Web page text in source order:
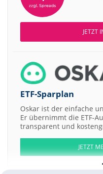
JETZT
ETF-Sparplan
Oskar ist der einfache
Er übernimmt die ETF-
transparent und
JETZT